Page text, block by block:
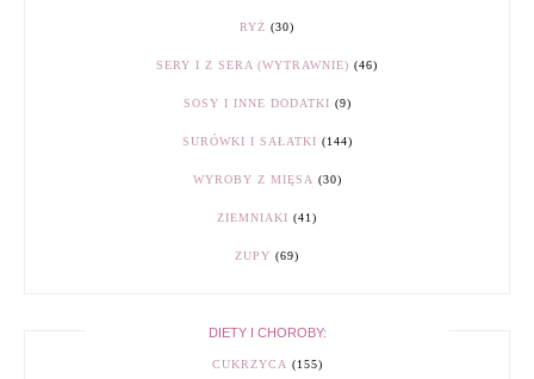
RYŻ (30)
SERY I Z SERA (WYTRAWNIE) (46)
SOSY I INNE DODATKI (9)
SURÓWKI I SAŁATKI (144)
WYROBY Z MIĘSA (30)
ZIEMNIAKI (41)
ZUPY (69)
DIETY I CHOROBY:
CUKRZYCA (155)